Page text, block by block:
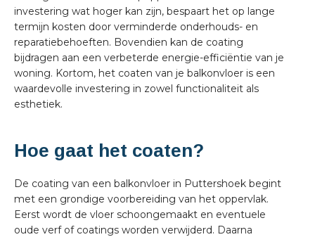
investering wat hoger kan zijn, bespaart het op lange
termijn kosten door verminderde onderhouds- en
reparatiebehoeften. Bovendien kan de coating
bijdragen aan een verbeterde energie-efficiëntie van je
woning. Kortom, het coaten van je balkonvloer is een
waardevolle investering in zowel functionaliteit als
esthetiek.
Hoe gaat het coaten?
De coating van een balkonvloer in Puttershoek begint
met een grondige voorbereiding van het oppervlak.
Eerst wordt de vloer schoongemaakt en eventuele
oude verf of coatings worden verwijderd. Daarna